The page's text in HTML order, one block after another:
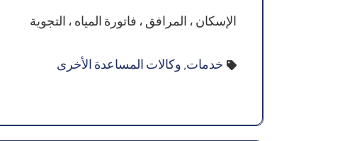
الإسكان ، المرافق ، فاتورة المياه ، التجوية
خدمات, وكالات المساعدة الأخرى